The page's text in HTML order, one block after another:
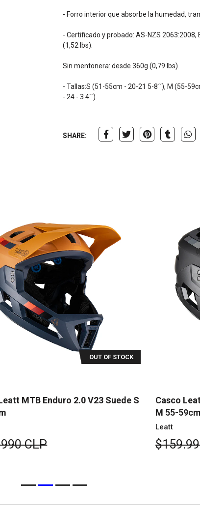
- Forro interior que absorbe la humedad,
- Certificado y probado: AS-NZS 2063:2008,
(1,52 lbs).
Sin mentonera: desde 360g (0,79 lbs).
- Tallas:S (51-55cm - 20-21 5-8´´), M (55-
- 24 - 3 4´´).
SHARE:
OUT OF STOCK
MTB Enduro 2.0 V23 Suede S
CLP
Casco
M 55-59cm
Leatt